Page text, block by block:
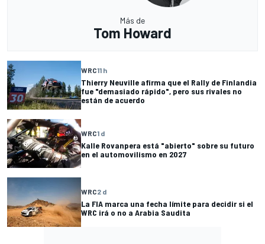
Más de
Tom Howard
WRC11 h
Thierry Neuville afirma que el Rally de Finlandia
fue "demasiado rápido", pero sus rivales no
están de acuerdo
WRC1 d
Kalle Rovanpera está "abierto" sobre su futuro
en el automovilismo en 2027
WRC2 d
La FIA marca una fecha límite para decidir si el
WRC irá o no a Arabia Saudita